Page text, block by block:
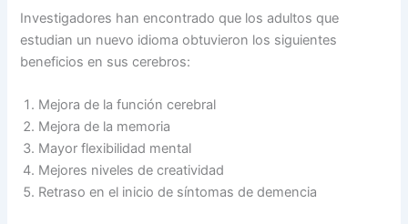
Investigadores han encontrado que los adultos que
estudian un nuevo idioma obtuvieron los siguientes
beneficios en sus cerebros:
Mejora de la función cerebral
Mejora de la memoria
Mayor flexibilidad mental
Mejores niveles de creatividad
Retraso en el inicio de síntomas de demencia